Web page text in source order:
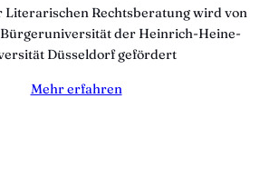
Literarischen Rechtsberatung wird von
der Heinrich-Heine-
Düsseldorf gefördert
Mehr erfahren